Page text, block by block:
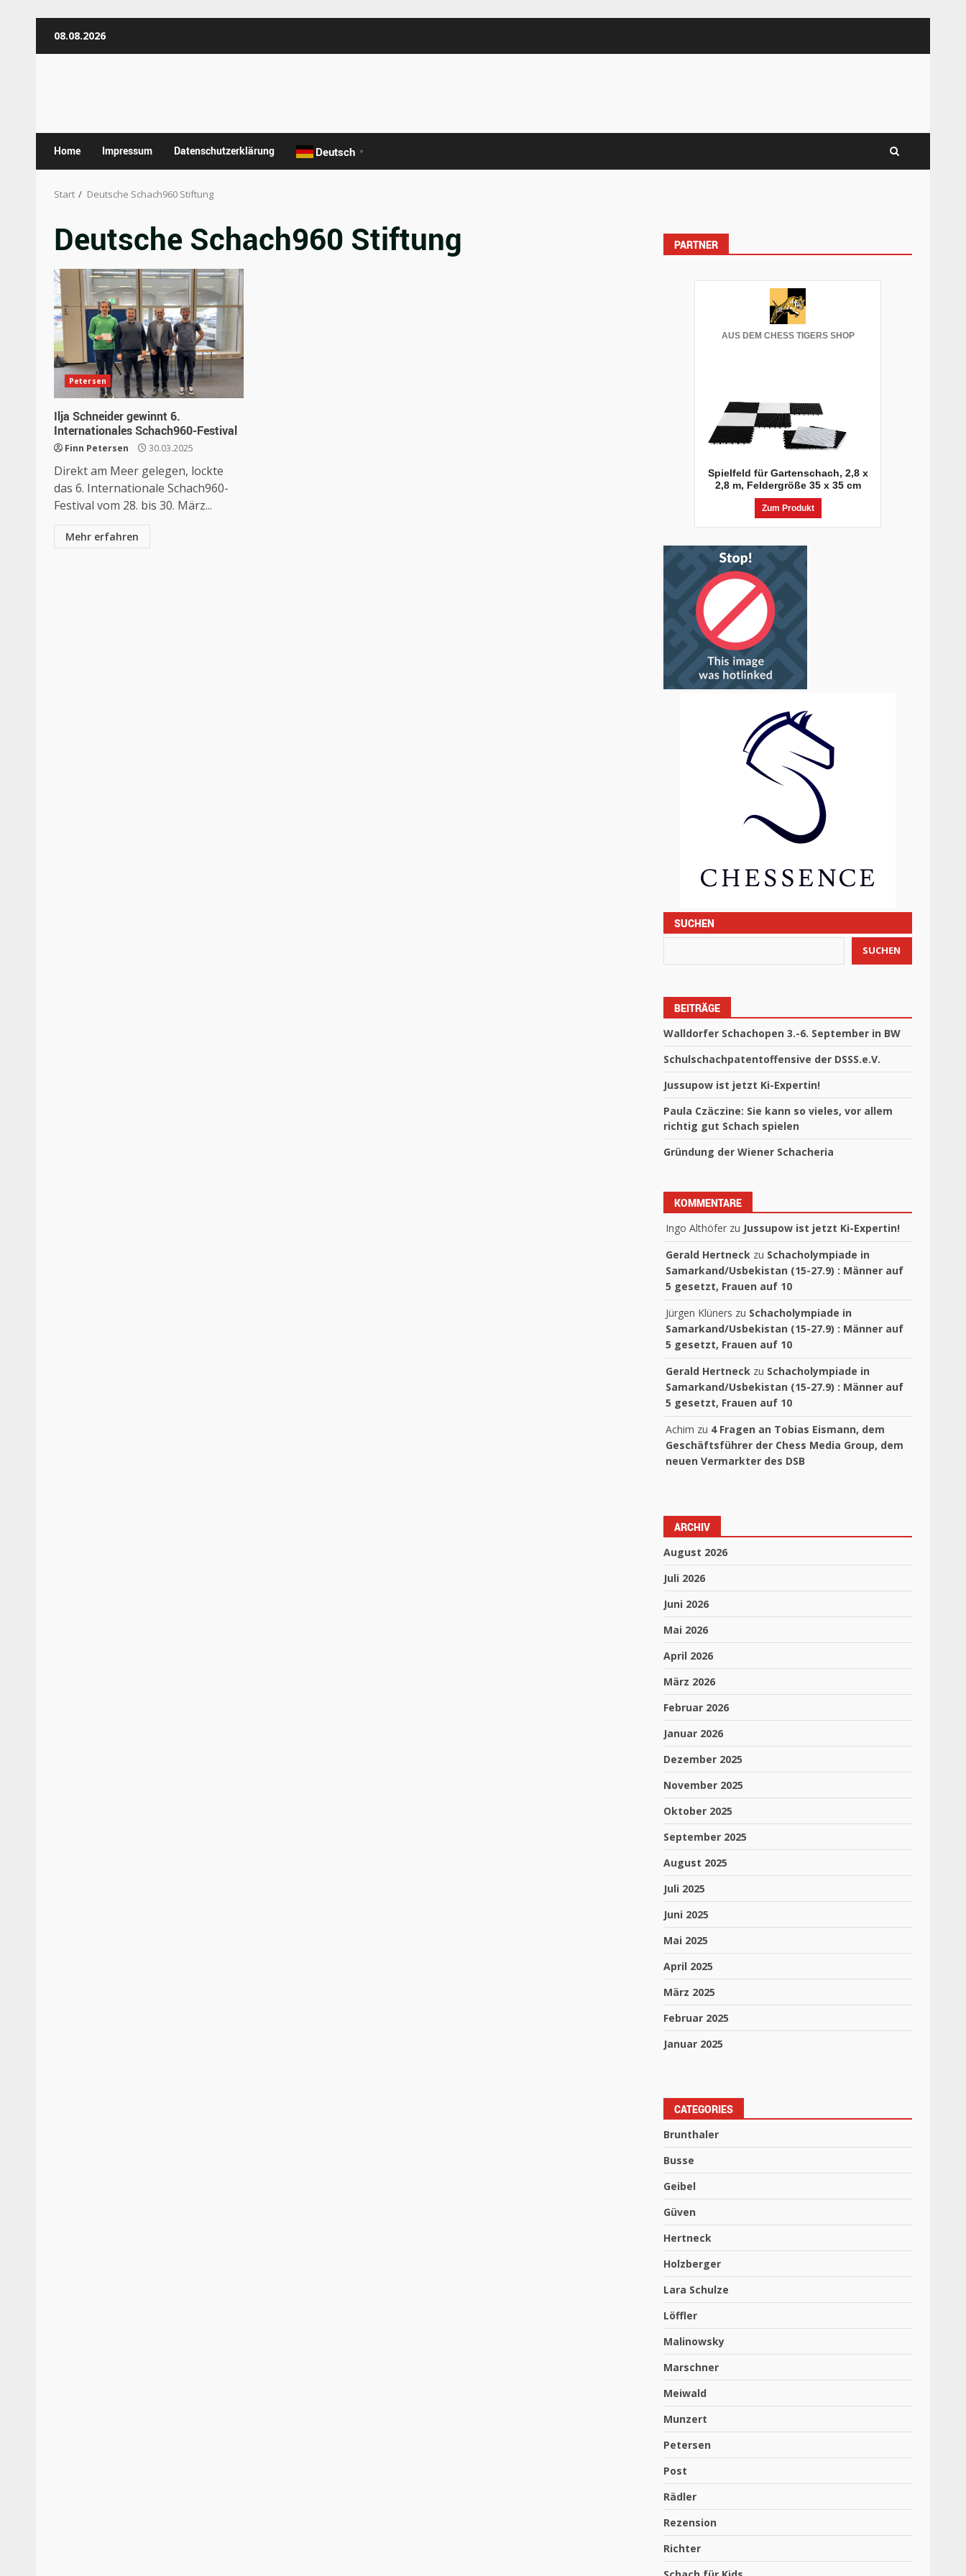
Inhalt08.08.2026
Home Impressum Datenschutzerklärung Deutsch ▼
Start Deutsche Schach960 Stiftung
Deutsche Schach960 Stiftung
Petersen
Ilja Schneider gewinnt 6.
Internationales Schach960-Festival
Finn Petersen 30.03.2025
Direkt am Meer gelegen, lockte
das 6. Internationale Schach960-
Festival vom 28. bis 30. März...
Mehr erfahren
PARTNER
AUS DEM CHESS TIGERS SHOP
Spielfeld für Gartenschach, 2,8 x
2,8 m, Feldergröße 35 x 35 cm
Zum Produkt
SUCHEN
SUCHEN
BEITRÄGE
Walldorfer Schachopen 3.-6. September in BW
Schulschachpatentoffensive der DSSS.e.V.
Jussupow ist jetzt Ki-Expertin!
Paula Czäczine: Sie kann so vieles, vor allem
richtig gut Schach spielen
Gründung der Wiener Schacheria
KOMMENTARE
Ingo Althöfer zu Jussupow ist jetzt Ki-Expertin!
Gerald Hertneck zu Schacholympiade in
Samarkand/Usbekistan (15-27.9) : Männer auf
5 gesetzt, Frauen auf 10
Jürgen Klüners zu Schacholympiade in
Samarkand/Usbekistan (15-27.9) : Männer auf
5 gesetzt, Frauen auf 10
Gerald Hertneck zu Schacholympiade in
Samarkand/Usbekistan (15-27.9) : Männer auf
5 gesetzt, Frauen auf 10
Achim zu 4 Fragen an Tobias Eismann, dem
Geschäftsführer der Chess Media Group, dem
neuen Vermarkter des DSB
ARCHIV
August 2026
Juli 2026
Juni 2026
Mai 2026
April 2026
März 2026
Februar 2026
Januar 2026
Dezember 2025
November 2025
Oktober 2025
September 2025
August 2025
Juli 2025
Juni 2025
Mai 2025
April 2025
März 2025
Februar 2025
Januar 2025
CATEGORIES
Brunthaler
Busse
Geibel
Güven
Hertneck
Holzberger
Lara Schulze
Löffler
Malinowsky
Marschner
Meiwald
Munzert
Petersen
Post
Rädler
Rezension
Richter